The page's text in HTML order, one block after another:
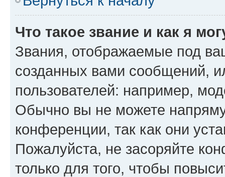
Что такое звание и как я
Звания, отображаемые под
созданных вами сообщений,
пользователей: например,
Обычно вы не можете
конференции, так как они
Пожалуйста, не засоряйте
только для того, чтобы